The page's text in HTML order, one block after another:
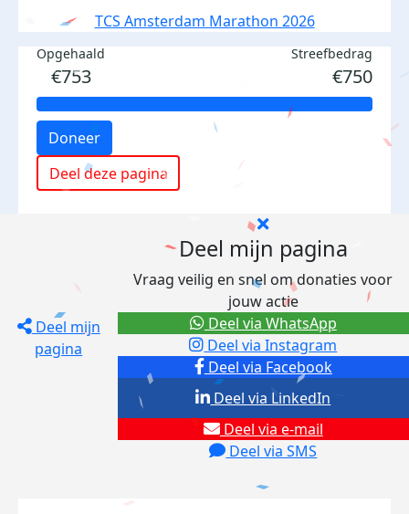
TCS Amsterdam Marathon 2026
Opgehaald
€753
Streefbedrag
€750
Doneer
Deel deze pagina
Deel mijn
pagina
Deel mijn pagina
Vraag veilig en snel om donaties voor
jouw actie
Deel via Facebook
Deel via Instagram
Deel via e-mail
Deel via SMS
Deel via LinkedIn
Deel via WhatsApp